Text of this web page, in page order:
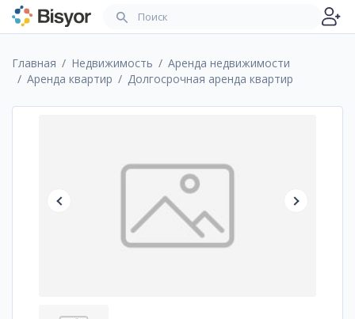
Главная Недвижимость
Аренда недвижимости
Аренда квартир
Долгосрочная аренда квартир